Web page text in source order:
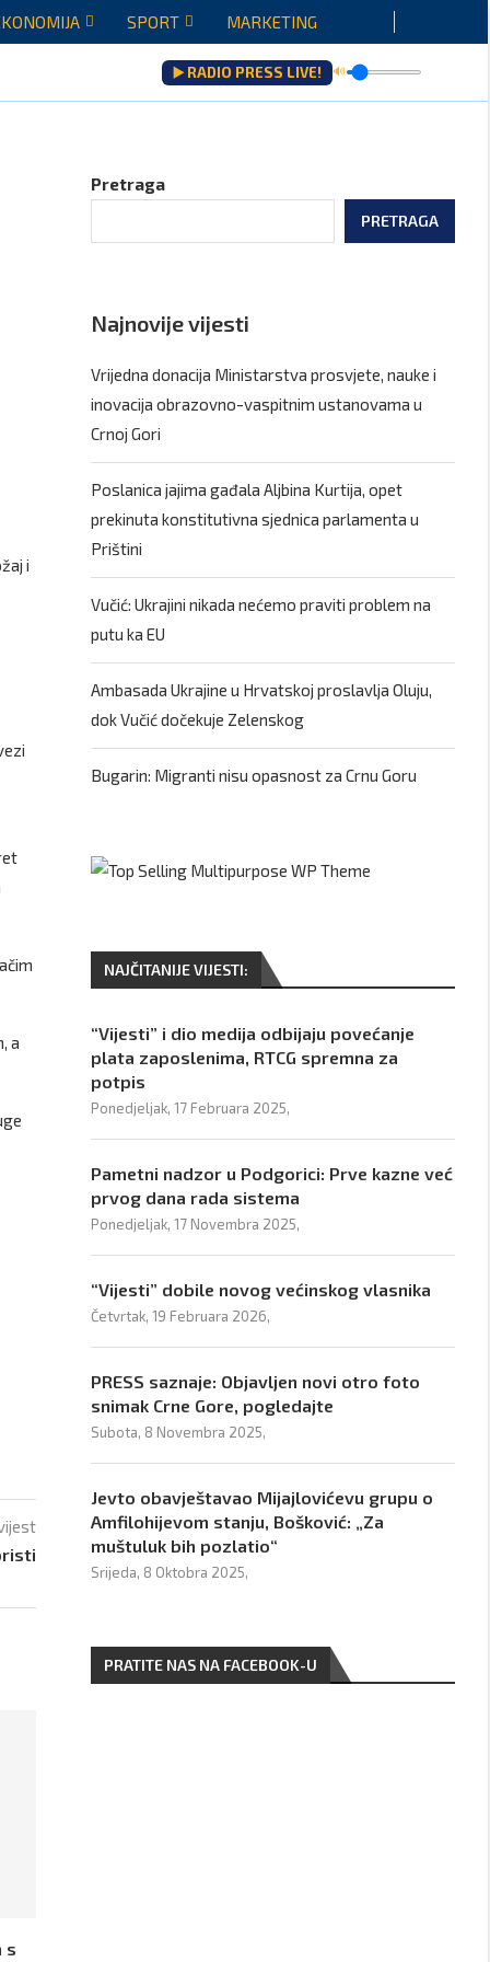
SPORT MARKETING
▶️ RADIO PRESS LIVE! 🔊
i
a
s
Pretraga
PRETRAGA
Najnovije vijesti
Vrijedna donacija Ministarstva prosvjete, nauke i
inovacija obrazovno-vaspitnim ustanovama u
Crnoj Gori
Poslanica jajima gađala Aljbina Kurtija, opet
prekinuta konstitutivna sjednica parlamenta u
Prištini
Vučić: Ukrajini nikada nećemo praviti problem na
putu ka EU
Ambasada Ukrajine u Hrvatskoj proslavlja Oluju,
dok Vučić dočekuje Zelenskog
Bugarin: Migranti nisu opasnost za Crnu Goru
NAJČITANIJE VIJESTI:
“Vijesti” i dio medija odbijaju povećanje
plata zaposlenima, RTCG spremna za
potpis
Ponedjeljak, 17 Februara 2025,
Pametni nadzor u Podgorici: Prve kazne već
prvog dana rada sistema
Ponedjeljak, 17 Novembra 2025,
“Vijesti” dobile novog većinskog vlasnika
Četvrtak, 19 Februara 2026,
PRESS saznaje: Objavljen novi otro foto
snimak Crne Gore, pogledajte
Subota, 8 Novembra 2025,
Jevto obavještavao Mijajlovićevu grupu o
Amfilohijevom stanju, Bošković: „Za
muštuluk bih pozlatio“
Srijeda, 8 Oktobra 2025,
PRATITE NAS NA FACEBOOK-U